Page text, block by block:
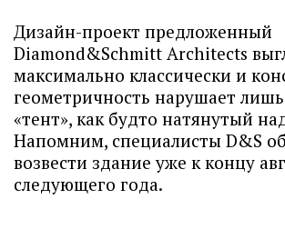
Дизайн-проект предложенный
Diamond&Schmitt Architects
максимально классически и
геометричность нарушает
«тент», как будто натянутый
Напомним, специалисты D&S
возвести здание уже к концу
следующего года.